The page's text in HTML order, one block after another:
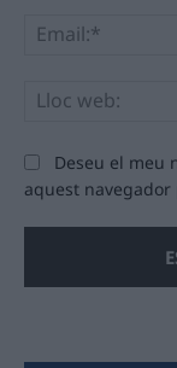
Deseu el meu
aquest